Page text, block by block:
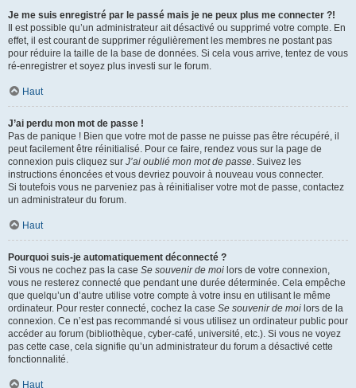
Je me suis enregistré par le passé mais je ne peux plus me connecter ?!
Il est possible qu’un administrateur ait désactivé ou supprimé votre compte. En
effet, il est courant de supprimer régulièrement les membres ne postant pas
pour réduire la taille de la base de données. Si cela vous arrive, tentez de vous
ré-enregistrer et soyez plus investi sur le forum.
Haut
J’ai perdu mon mot de passe !
Pas de panique ! Bien que votre mot de passe ne puisse pas être récupéré, il
peut facilement être réinitialisé. Pour ce faire, rendez vous sur la page de
connexion puis cliquez sur J’ai oublié mon mot de passe. Suivez les
instructions énoncées et vous devriez pouvoir à nouveau vous connecter.
Si toutefois vous ne parveniez pas à réinitialiser votre mot de passe, contactez
un administrateur du forum.
Haut
Pourquoi suis-je automatiquement déconnecté ?
Si vous ne cochez pas la case Se souvenir de moi lors de votre connexion,
vous ne resterez connecté que pendant une durée déterminée. Cela empêche
que quelqu’un d’autre utilise votre compte à votre insu en utilisant le même
ordinateur. Pour rester connecté, cochez la case Se souvenir de moi lors de la
connexion. Ce n’est pas recommandé si vous utilisez un ordinateur public pour
accéder au forum (bibliothèque, cyber-café, université, etc.). Si vous ne voyez
pas cette case, cela signifie qu’un administrateur du forum a désactivé cette
fonctionnalité.
Haut